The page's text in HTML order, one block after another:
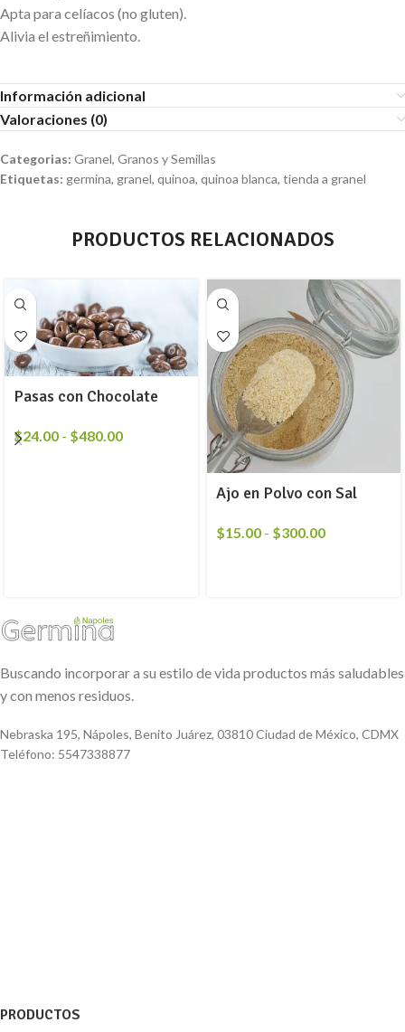
Apta para celíacos (no gluten).
Alivia el estreñimiento.
Información adicional
Valoraciones (0)
Categorias: Granel, Granos y Semillas
Etiquetas: germina, granel, quinoa, quinoa blanca, tienda a granel
PRODUCTOS RELACIONADOS
Pasas con Chocolate
$24.00 - $480.00
Ajo en Polvo con Sal
$15.00 - $300.00
Buscando incorporar a su estilo de vida productos más saludables
y con menos residuos.
Nebraska 195, Nápoles, Benito Juárez, 03810 Ciudad de México, CDMX
Teléfono: 5547338877
PRODUCTOS